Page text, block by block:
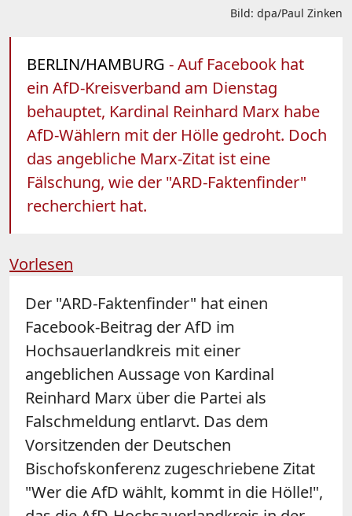
Bild: dpa/Paul Zinken
BERLIN/HAMBURG - Auf Facebook hat
ein AfD-Kreisverband am Dienstag
behauptet, Kardinal Reinhard Marx habe
AfD-Wählern mit der Hölle gedroht. Doch
das angebliche Marx-Zitat ist eine
Fälschung, wie der "ARD-Faktenfinder"
recherchiert hat.
Vorlesen
Der "ARD-Faktenfinder" hat einen
Facebook-Beitrag der AfD im
Hochsauerlandkreis mit einer
angeblichen Aussage von Kardinal
Reinhard Marx über die Partei als
Falschmeldung entlarvt. Das dem
Vorsitzenden der Deutschen
Bischofskonferenz zugeschriebene Zitat
"Wer die AfD wählt, kommt in die Hölle!",